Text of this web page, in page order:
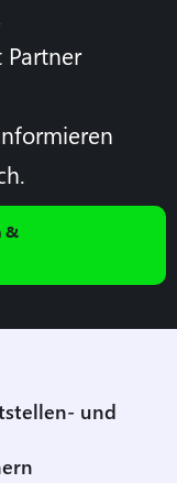
Partner
&
und